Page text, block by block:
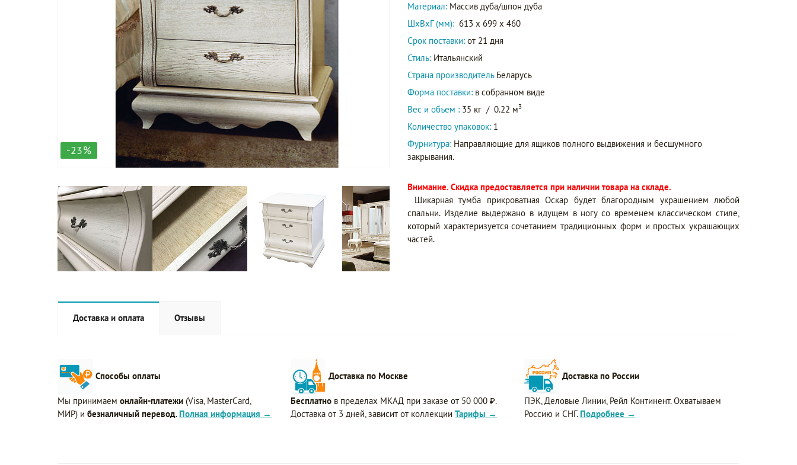
-23%
Материал: Массив дуба/шпон дуба
ШxВxГ (мм): 613 x 699 x 460
Срок поставки: от 21 дня
Стиль: Итальянский
Страна производитель Беларусь
Форма поставки: в собранном виде
Вес и объем : 35 кг / 0.22 м3
Количество упаковок: 1
Фурнитура: Направляющие для ящиков полного выдвижения и бесшумного
закрывания.
Внимание. Скидка предоставляется при наличии товара на складе.
Шикарная тумба прикроватная Оскар будет благородным украшением любой
спальни. Изделие выдержано в идущем в ногу со временем классическом стиле,
который характеризуется сочетанием традиционных форм и простых украшающих
частей.
Доставка и оплата Отзывы
Способы оплаты
Мы принимаем онлайн-платежи (Visa, MasterCard,
МИР) и безналичный перевод. Полная информация →
Доставка по Москве
Бесплатно в пределах МКАД при заказе от 50 000 ₽.
Доставка от 3 дней, зависит от коллекцииТарифы →
Доставка по России
ПЭК, Деловые Линии, Рейл Континент. Охватываем
Россию и СНГ. Подробнее →